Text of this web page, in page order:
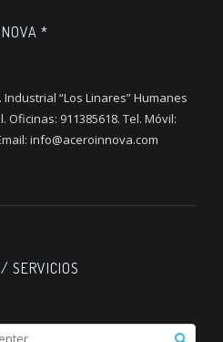
*
Industrial “Los Linares” Humanes
Oficinas: 911385618. Tel. Móvil:
info@aceroinnova.com
SERVICIOS